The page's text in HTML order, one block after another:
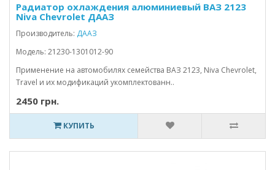
Радиатор охлаждения алюминиевый ВАЗ 2123
Niva Chevrolet ДААЗ
Производитель: ДААЗ
Модель: 21230-1301012-90
Применение на автомобилях семейства ВАЗ 2123, Niva Chevrolet,
Travel и их модификаций укомплектованн..
2450 грн.
КУПИТЬ